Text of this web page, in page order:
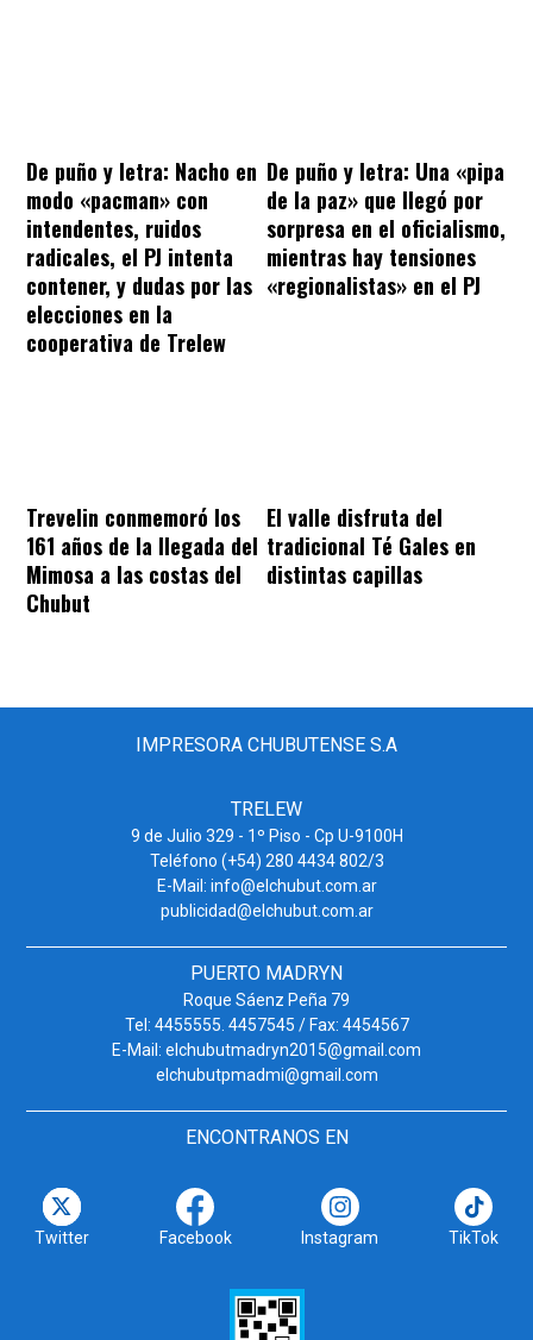
De puño y letra: Nacho en
modo «pacman» con
intendentes, ruidos
radicales, el PJ intenta
contener, y dudas por las
elecciones en la
cooperativa de Trelew
De puño y letra: Una «pipa
de la paz» que llegó por
sorpresa en el oficialismo,
mientras hay tensiones
«regionalistas» en el PJ
Trevelin conmemoró los
161 años de la llegada del
Mimosa a las costas del
Chubut
El valle disfruta del
tradicional Té Gales en
distintas capillas
IMPRESORA CHUBUTENSE S.A
TRELEW
9 de Julio 329 - 1º Piso - Cp U-9100H
Teléfono (+54) 280 4434 802/3
E-Mail: info@elchubut.com.ar
publicidad@elchubut.com.ar
PUERTO MADRYN
Roque Sáenz Peña 79
Tel: 4455555. 4457545 / Fax: 4454567
E-Mail: elchubutmadryn2015@gmail.com
elchubutpmadmi@gmail.com
ENCONTRANOS EN
Twitter Facebook Instagram TikTok